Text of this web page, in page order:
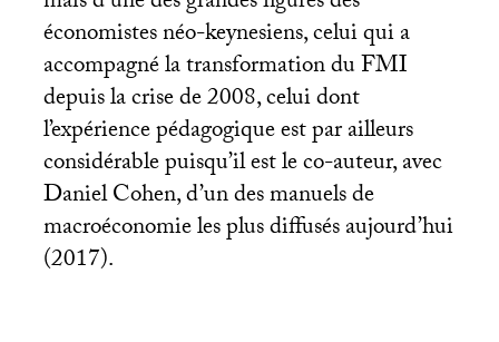
économistes néo-keynesiens, celui qui a
accompagné la transformation duFMI
depuis la crise de 2008, celui dont
l’expérience pédagogique est par ailleurs
considérable puisqu’il est le co-auteur, avec
Daniel Cohen, d’un des manuels de
macroéconomie les plus diffusés aujourd’hui
(2017).